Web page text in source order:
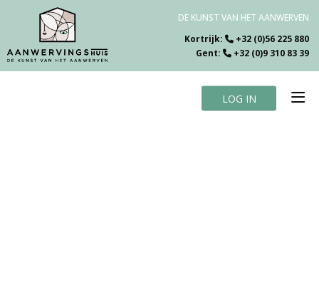
DE KUNST VAN HET AANWERVEN
Kortrijk:
+32 (0)56 225 880
Gent:
+32 (0)9 310 83 39
LOG IN